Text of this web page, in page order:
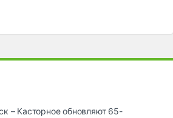
– Касторное обновляют 65-